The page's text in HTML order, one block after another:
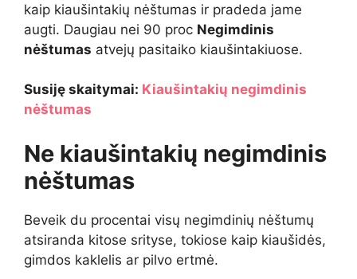
kaip kiaušintakių nėštumas ir pradeda jame
augti. Daugiau nei 90 proc Negimdinis
nėštumas atvejų pasitaiko kiaušintakiuose.
Susiję skaitymai: Kiaušintakių negimdinis
nėštumas
Ne kiaušintakių negimdinis
nėštumas
Beveik du procentai visų negimdinių nėštumų
atsiranda kitose srityse, tokiose kaip kiaušidės,
gimdos kaklelis ar pilvo ertmė.